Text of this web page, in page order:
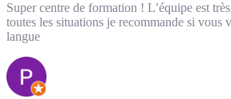
Super centre de formation ! L’équipe est
toutes les situations je recommande si vous
langue